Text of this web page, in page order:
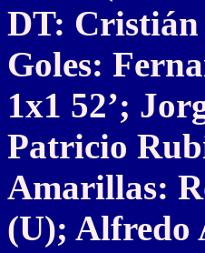
DT: Cristián
Goles:
1x1 52’;
Patricio
Amarillas:
(U); Alfredo